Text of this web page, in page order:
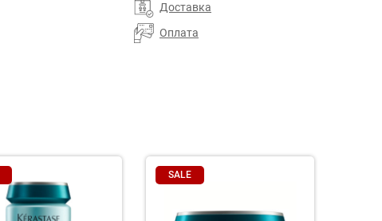
Доставка
Оплата
SALE